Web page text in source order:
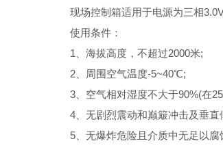
现场控制箱适用于电源为三相
使用条件：
1
、海拔高度，不超过2000米;
2 、周围空气温度-5~40℃;
3 、空气相对湿度不大于90%(在25
4 、无剧烈震动和巅簸冲击及垂
5 、无爆炸危险且介质中无足以